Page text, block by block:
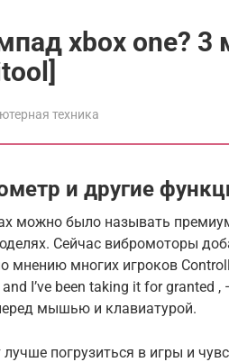
xbox one? 3
техника
и другие
можно было называть
Сейчас вибромоторы
мнению многих игроков
I’ve been taking it for granted
мышью и клавиатурой.
погрузиться в игры и